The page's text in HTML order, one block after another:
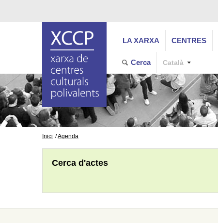
LA XARXA CENTRES
Cerca Català
Inici Agenda
Cerca d'actes